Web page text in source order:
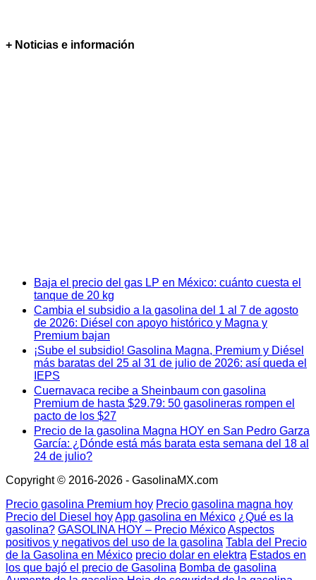
+ Noticias e información
Baja el precio del gas LP en México: cuánto cuesta el
tanque de 20 kg
Cambia el subsidio a la gasolina del 1 al 7 de agosto
de 2026: Diésel con apoyo histórico y Magna y
Premium bajan
¡Sube el subsidio! Gasolina Magna, Premium y Diésel
más baratas del 25 al 31 de julio de 2026: así queda el
IEPS
Cuernavaca recibe a Sheinbaum con gasolina
Premium de hasta $29.79: 50 gasolineras rompen el
pacto de los $27
Precio de la gasolina Magna HOY en San Pedro Garza
García: ¿Dónde está más barata esta semana del 18 al
24 de julio?
Copyright © 2016-2026 - GasolinaMX.com
Precio gasolina Premium hoy Precio gasolina magna hoy
Precio del Diesel hoyApp gasolina en México ¿Qué es la
gasolina? GASOLINA HOY – Precio MéxicoAspectos
positivos y negativos del uso de la gasolina Tabla del Precio
de la Gasolina en México precio dolar en elektra Estados en
los que bajó el precio de Gasolina Bomba de gasolina